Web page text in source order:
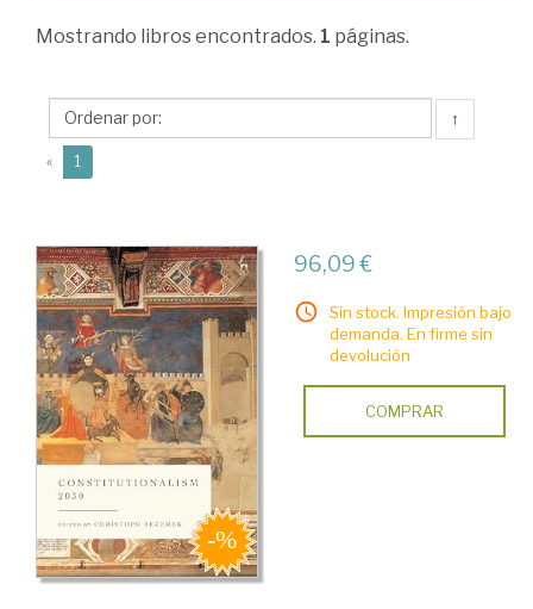
Bezemek,
Mostrando libros encontrados. 1 páginas.
↑
« 1
96,09 €
Sin stock. Impresión bajo
demanda. En firme sin
devolución
COMPRAR